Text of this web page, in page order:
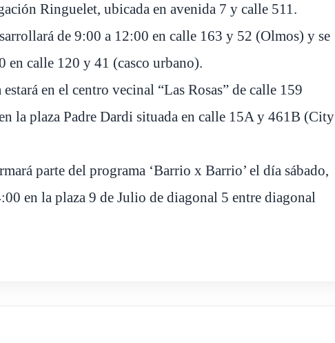
Ringuelet, ubicada en avenida 7 y calle 511.
de 9:00 a 12:00 en calle 163 y 52 (Olmos) y se
en calle 120 y 41 (casco urbano).
en el centro vecinal “Las Rosas” de calle 159
la plaza Padre Dardi situada en calle 15A y 461B (City
parte del programa ‘Barrio x Barrio’ el día sábado,
en la plaza 9 de Julio de diagonal 5 entre diagonal